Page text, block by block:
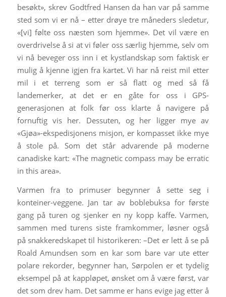
besøkt», skrev Godtfred Hansen da han var på samme
sted som vi er nå – etter drøye tre måneders sledetur,
«[vi] følte oss næsten som hjemme». Det vil være en
overdrivelse å si at vi føler oss særlig hjemme, selv om
vi nå beveger oss inn i et kystlandskap som faktisk er
mulig å kjenne igjen fra kartet. Vi har nå reist mil etter
mil i et terreng som er så flatt og med så få
landemerker, at det er en gåte for oss i GPS-
generasjonen at folk før oss klarte å navigere på
fornuftig vis her. Dessuten, og her ligger mye av
«Gjøa»-ekspedisjonens misjon, er kompasset ikke mye
å stole på. Som det står advarende på moderne
canadiske kart: «The magnetic compass may be erratic
in this area».
Varmen fra to primuser begynner å sette seg i
konteiner-veggene. Jan tar av boblebuksa for første
gang på turen og sjenker en ny kopp kaffe. Varmen,
sammen med turens siste framkommer, løsner også
på snakkeredskapet til historikeren: –Det er lett å se på
Roald Amundsen som en kar som bare var ute etter
polare rekorder, begynner han, Sørpolen er et tydelig
eksempel på at kappløpet, ønsket om å være først, var
det som drev ham. Det samme er hans evige jag etter å